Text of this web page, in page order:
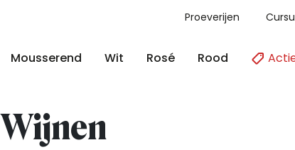
Proeverijen
Mousserend Wit Rosé Rood
Wijnen